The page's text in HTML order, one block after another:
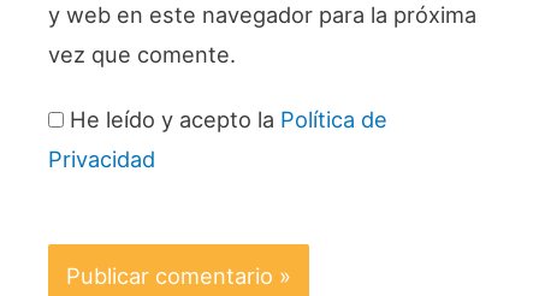
y web en este navegador para la próxima
vez que comente.
He leído y acepto la Política de
Privacidad